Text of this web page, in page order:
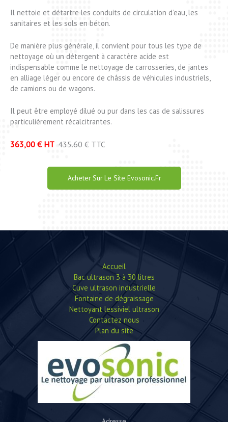
Il nettoie et détartre les conduits de circulation d’eau, les
sanitaires et les sols en béton.
De manière plus générale, il convient pour tous les type de
nettoyage où un détergent à caractère acide est
indispensable comme le nettoyage de carrosseries, de jantes
en alliage léger ou encore de châssis de véhicules industriels,
de camions ou de wagons.
Il peut être employé dilué ou pur dans les cas de salissures
particulièrement récalcitrantes.
363,00 € HT 435.60 € TTC
Acheter Sur Le Site Evosonic.fr
Accueil
Bac ultrason 3 à 30 litres
Cuve ultrason industrielle
Fontaine de dégraissage
Nettoyant lessiviel ultrason
Contactez nous
Plan du site